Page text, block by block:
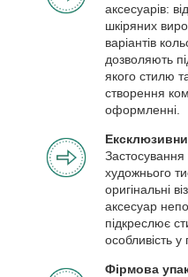
аксесуарів:
шкіряних
варіантів
дозволяють
якого стилю
створення
оформленні.
Застосування
художнього
оригінальні
аксесуар
підкреслює
особливість
Фірмова